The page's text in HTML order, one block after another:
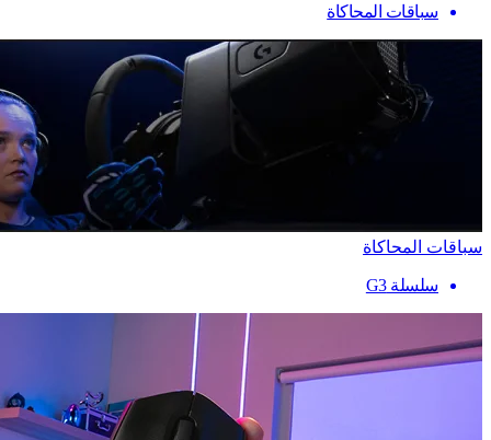
سباقات المحاكاة
سباقات المحاكاة
سلسلة G3